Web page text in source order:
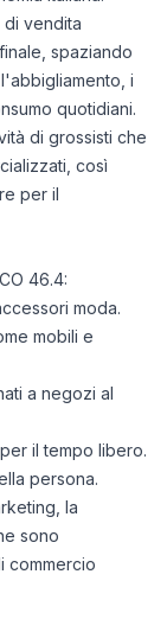
di vendita
spaziando
i
quotidiani.
di grossisti che
così
per il
46.4:
moda.
mobili e
a negozi al
il tempo libero.
persona.
la
sono
commercio